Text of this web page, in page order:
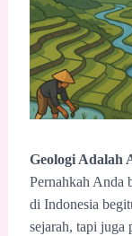
Geologi Adalah
Pernahkah Anda
di Indonesia
sejarah, tapi juga